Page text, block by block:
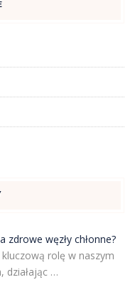
zdrowe węzły chłonne?
kluczową rolę w naszym
działając …